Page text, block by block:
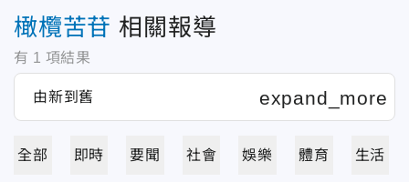
橄欖苦苷 相關報導
有 1 項結果
全部 即時 要聞 社會 娛樂 體育 生活